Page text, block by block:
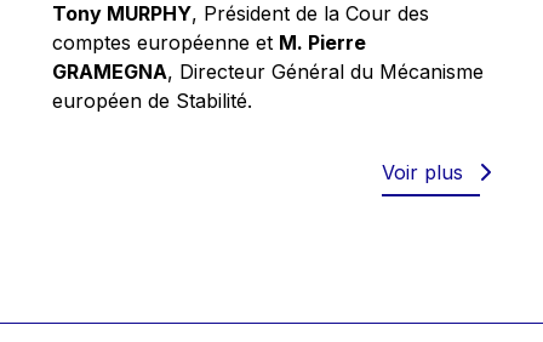
Richard Pelly
Robert Goebbels
Robert REYNDERS
Timothy Radcliffe
Tony MURPHY, Président de la Cour des
comptes européenne et M. Pierre
GRAMEGNA, Directeur Général du Mécanisme
européen de Stabilité.
Voir plus